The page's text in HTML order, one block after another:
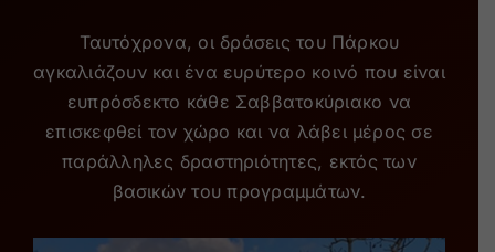
Ταυτόχρονα, οι δράσεις του Πάρκου
αγκαλιάζουν και ένα ευρύτερο κοινό που είναι
ευπρόσδεκτο κάθε Σαββατοκύριακο να
επισκεφθεί τον χώρο και να λάβει μέρος σε
παράλληλες δραστηριότητες, εκτός των
βασικών του προγραμμάτων.